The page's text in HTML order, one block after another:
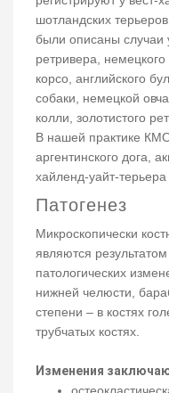
шотландских
были описаны случаи
ретривера,
корсо, английского
собаки, немецкой
колли, золотистого
В нашей практике
аргентинского дога,
хайленд-уайт-
Патогенез
Микроскопически
являются
патологических
нижней челюсти,
степени – в костях
трубчатых костях.
Изменения